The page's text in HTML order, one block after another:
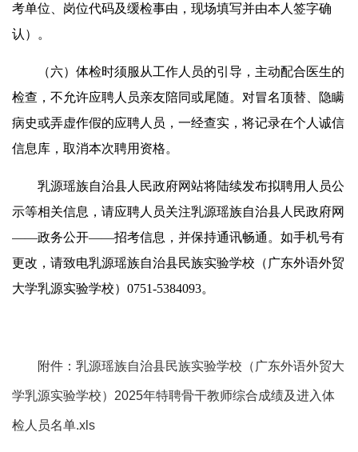
考单位、岗位代码及缓检事由，现场填写并由本人签字确
认）。
（六）体检时须服从工作人员的引导，主动配合医生的
检查，不允许应聘人员亲友陪同或尾随。对冒名顶替、隐瞒
病史或弄虚作假的应聘人员，一经查实，将记录在个人诚信
信息库，取消本次聘用资格。
乳源瑶族自治县人民政府网站将陆续发布拟聘用人员公
示等相关信息，请应聘人员关注乳源瑶族自治县人民政府网
——政务公开——招考信息，并保持通讯畅通。如手机号有
更改，请致电乳源瑶族自治县民族实验学校（广东外语外贸
大学乳源实验学校）0751-5384093。
附件：乳源瑶族自治县民族实验学校（广东外语外贸大
学乳源实验学校）2025年特聘骨干教师综合成绩及进入体
检人员名单.xls